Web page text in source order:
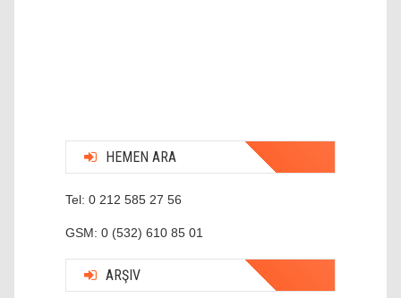
HEMEN ARA
Tel: 0 212 585 27 56
GSM: 0 (532) 610 85 01
ARŞIV